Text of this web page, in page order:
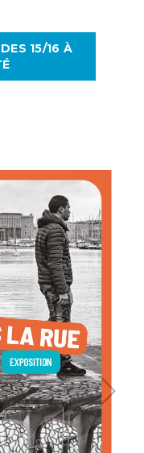
15/16 À